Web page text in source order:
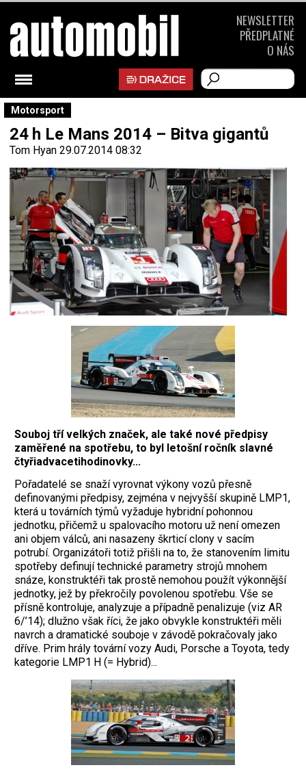
Motorsport
24 h Le Mans 2014 – Bitva gigantů
Tom Hyan 29.07.2014 08:32
Souboj tří velkých značek, ale také nové předpisy
zaměřené na spotřebu, to byl letošní ročník slavné
čtyřiadvacetihodinovky...
Pořadatelé se snaží vyrovnat výkony vozů přesně
definovanými předpisy, zejména v nejvyšší skupině LMP1,
která u továrních týmů vyžaduje hybridní pohonnou
jednotku, přičemž u spalovacího motoru už není omezen
ani objem válců, ani nasazeny škrticí clony v sacím
potrubí. Organizátoři totiž přišli na to, že stanovením limitu
spotřeby definují technické parametry strojů mnohem
snáze, konstruktéři tak prostě nemohou použít výkonnější
jednotky, jež by překročily povolenou spotřebu. Vše se
přísně kontroluje, analyzuje a případně penalizuje (viz AR
6/’14); dlužno však říci, že jako obvykle konstruktéři měli
navrch a dramatické souboje v závodě pokračovaly jako
dříve. Prim hrály tovární vozy Audi, Porsche a Toyota, tedy
kategorie LMP1 H (= Hybrid)...
NEWSLETTER
PŘEDPLATNÉ
O NÁS